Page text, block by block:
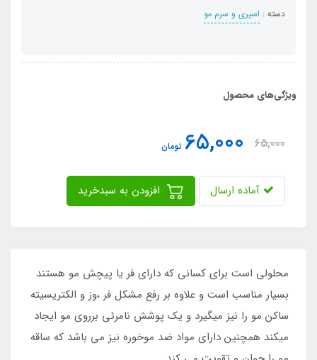
دسته : اسپری و سرم مو
ویژگی‌های محصول
65,000
65,000 تومان
آماده ارسال
محلولی است برای کسانی که دارای فر یا پیچش مو هستند
بسیار مناسب است و علاوه بر رفع مشکل فر ،وز و الکتریسیته
ساکن مو را نیز میگیرد و یک پوشش نامرئی برروی مو ایجاد
میکند همچنین دارای مواد ضد موخوره نیز می باشد که ساقه